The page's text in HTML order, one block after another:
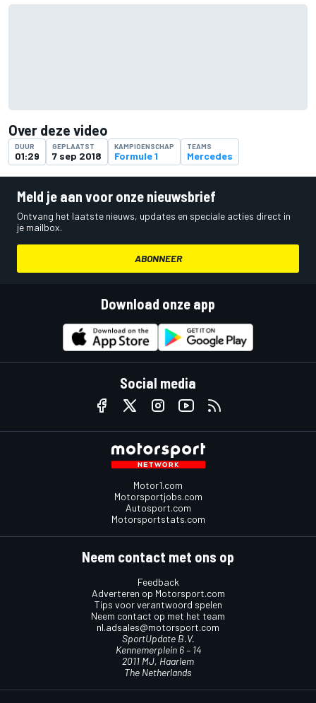
Over deze video
DUUR
01:29
GEPLAATST
7 sep 2018
KAMPIOENSCHAP
Formule 1
TEAMS
Mercedes
Meld je aan voor onze nieuwsbrief
Ontvang het laatste nieuws, updates en speciale acties direct in
je mailbox.
ABONNEER
Download onze app
Social media
Motor1.com
Motorsportjobs.com
Autosport.com
Motorsportstats.com
Neem contact met ons op
Feedback
Adverteren op Motorsport.com
Tips voor verantwoord spelen
Neem contact op met het team
nl.adsales@motorsport.com
SportUpdate B.V.
Kennemerplein 6 – 14
2011 MJ, Haarlem
The Netherlands